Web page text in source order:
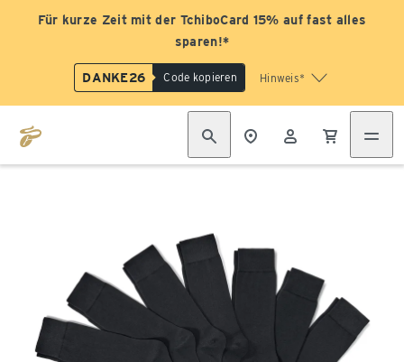
Für kurze Zeit mit der TchiboCard 15% auf fast alles
sparen!*
DANKE26 Code kopieren Hinweis*